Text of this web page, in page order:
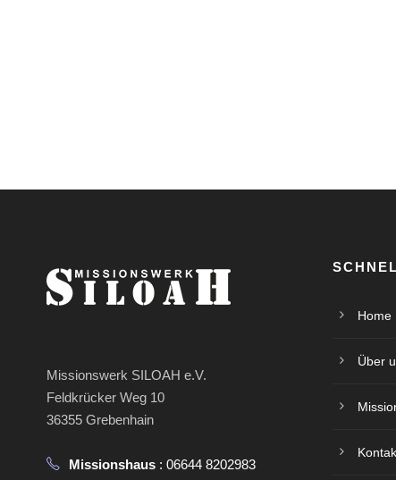
Missionswerk SILOAH e.V.
Feldkrücker Weg 10
36355 Grebenhain
Missionshaus : 06644 8202983
Home
Über